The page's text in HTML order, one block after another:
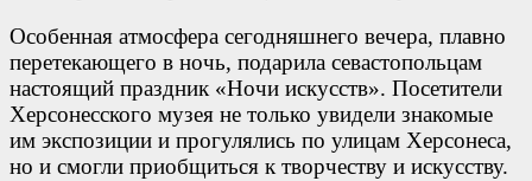
Особенная атмосфера сегодняшнего вечера, плавно
перетекающего в ночь, подарила севастопольцам
настоящий праздник «Ночи искусств». Посетители
Херсонесского музея не только увидели знакомые
им экспозиции и прогулялись по улицам Херсонеса,
но и смогли приобщиться к творчеству и искусству.